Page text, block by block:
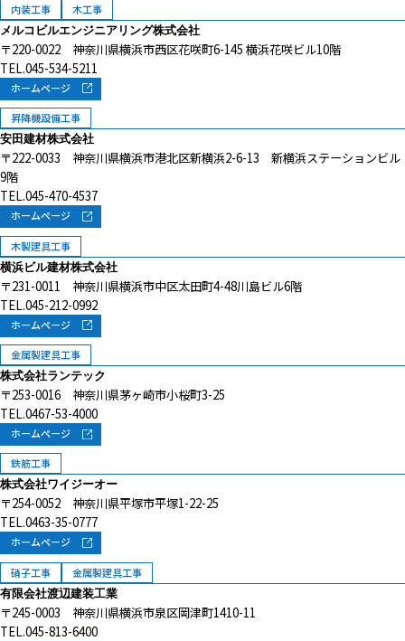
内装工事 木工事
メルコビルエンジニアリング株式会社
ホームページ
〒220-0022 神奈川県横浜市西区花咲町6-145 横浜花咲ビル10階
TEL.045-534-5211
昇降機設備工事
安田建材株式会社
ホームページ
〒222-0033 神奈川県横浜市港北区新横浜2-6-13 新横浜ステーションビル
9階
TEL.045-470-4537
木製建具工事
横浜ビル建材株式会社
ホームページ
〒231-0011 神奈川県横浜市中区太田町4-48川島ビル6階
TEL.045-212-0992
金属製建具工事
株式会社ランテック
ホームページ
〒253-0016 神奈川県茅ヶ崎市小桜町3-25
TEL.0467-53-4000
鉄筋工事
株式会社ワイジーオー
ホームページ
〒254-0052 神奈川県平塚市平塚1-22-25
TEL.0463-35-0777
硝子工事 金属製建具工事
有限会社渡辺建装工業
〒245-0003 神奈川県横浜市泉区岡津町1410-11
TEL.045-813-6400